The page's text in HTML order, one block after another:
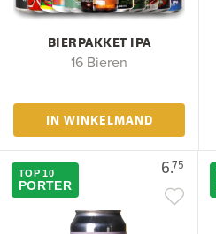
BIERPAKKET IPA
16 Bieren
IN WINKELMAND
6.75
TOP 10
PORTER